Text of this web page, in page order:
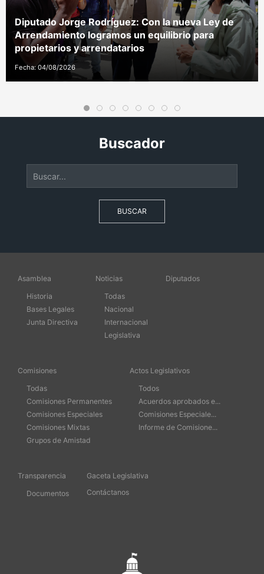
Diputado Jorge Rodríguez: Con la nueva Ley de
Arrendamiento logramos un equilibrio para
propietarios y arrendatarios
Fecha: 04/08/2026
Buscador
BUSCAR
Asamblea
Historia
Bases Legales
Junta Directiva
Noticias
Todas
Nacional
Internacional
Legislativa
Diputados
Comisiones
Todas
Comisiones Permanentes
Comisiones Especiales
Comisiones Mixtas
Grupos de Amistad
Actos Legislativos
Todos
Acuerdos aprobados e...
Comisiones Especiale...
Informe de Comisione...
Transparencia
Documentos
Gaceta Legislativa
Contáctanos